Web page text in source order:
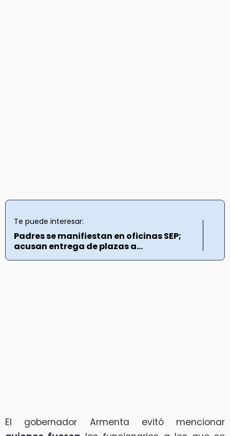
Te puede interesar:
Padres se manifiestan en oficinas SEP;
acusan entrega de plazas a...
El gobernador Armenta evitó mencionar